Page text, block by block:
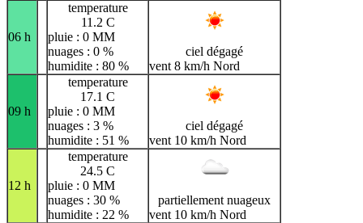
06 h
temperature
11.2 C
pluie : 0 MM
nuages : 0 %
humidite : 80 %
ciel dégagé
vent 8 km/h Nord
09 h
temperature
17.1 C
pluie : 0 MM
nuages : 3 %
humidite : 51 %
ciel dégagé
vent 10 km/h Nord
12 h
temperature
24.5 C
pluie : 0 MM
nuages : 30 %
humidite : 22 %
partiellement nuageux
vent 10 km/h Nord